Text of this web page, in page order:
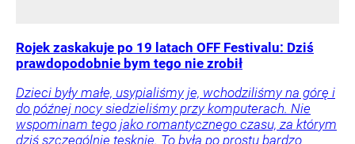
Rojek zaskakuje po 19 latach OFF Festivalu: Dziś
prawdopodobnie bym tego nie zrobił
Dzieci były małe, usypialiśmy je, wchodziliśmy na górę i
do późnej nocy siedzieliśmy przy komputerach. Nie
wspominam tego jako romantycznego czasu, za którym
dziś szczególnie tęsknię. To była po prostu bardzo